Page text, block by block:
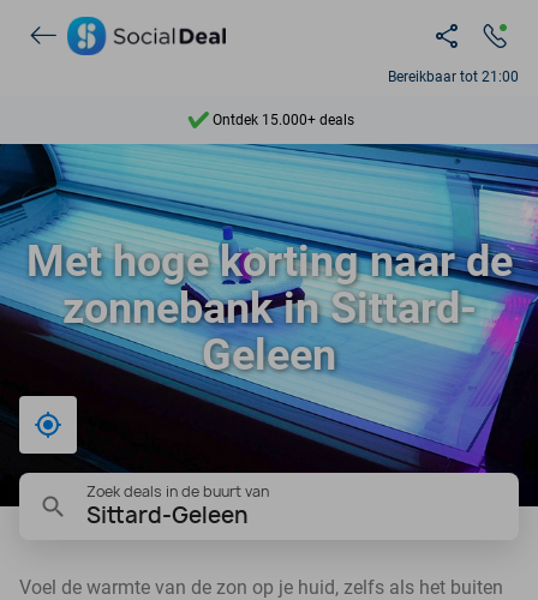
Bereikbaar tot 21:00
7 dagen per week beschikbaar
10+ miljoen leden
9,4
Ontdek 15.000+ deals
Met hoge korting naar de
zonnebank in Sittard-
Geleen
Zoek deals in de buurt van
Sittard-Geleen
Voel de warmte van de zon op je huid, zelfs als het buiten